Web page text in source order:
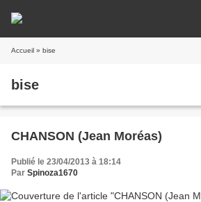
Accueil » bise
bise
CHANSON (Jean Moréas)
Publié le 23/04/2013 à 18:14
Par Spinoza1670